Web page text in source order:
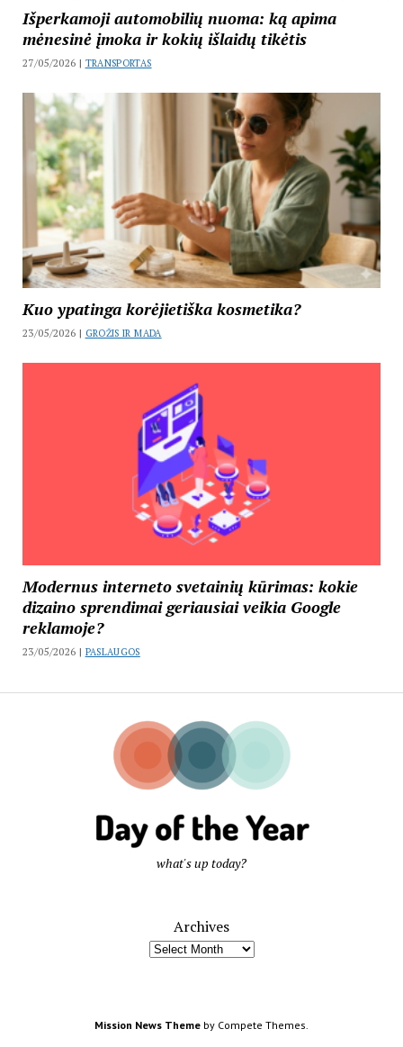
Išperkamoji automobilių nuoma: ką apima
mėnesinė įmoka ir kokių išlaidų tikėtis
27/05/2026 | TRANSPORTAS
Kuo ypatinga korėjietiška kosmetika?
23/05/2026 | GROŽIS IR MADA
Modernus interneto svetainių kūrimas: kokie
dizaino sprendimai geriausiai veikia Google
reklamoje?
23/05/2026 | PASLAUGOS
what's up today?
Archives
Mission News Theme by Compete Themes.